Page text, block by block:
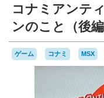
コナミアンテ
ンのこと（後編
ゲーム コナミ MSX